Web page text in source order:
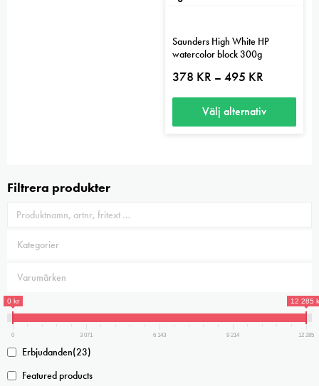
Saunders High White HP
watercolor block 300g
378 KR – 495 KRPrisintervall:
378 kr
till
495 kr
Välj alternativ
Filtrera produkter
0 kr 12 285
0 3 071 6 143 9 214 12 285
Erbjudanden(23)
Featured products